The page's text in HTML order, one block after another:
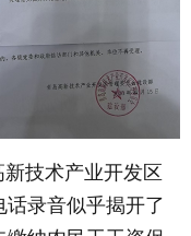
技术产业开发区
录音似乎揭开了